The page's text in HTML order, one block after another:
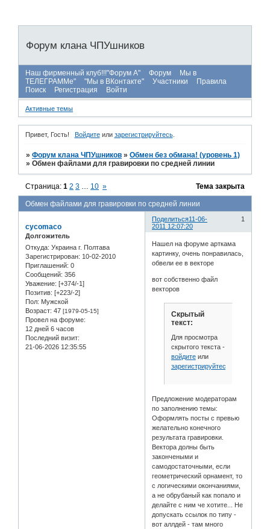
Форум клана ЧПУшников
Наш фирменный клуб!!!"Форум А" Форум
Мы в
ТЕЛЕГРАММе"
"Мы в ВКонтакте" Участники
Правила
Поиск
Регистрация Войти
Активные темы
Привет, Гость! Войдитеили зарегистрируйтесь.
»Форум клана ЧПУшников »Обмен без обмана! (уровень 1)
»Обмен файлами для гравировки по средней линии
Обмен файлами для гравировки по средней линии
Страница:1 2 3 10 » Тема закрыта
Поделиться 1
11-06-
2011 12:07:20
cycomaco
Долгожитель
Откуда: Украина г. Полтава
Зарегистрирован: 10-02-2010
Приглашений: 0
Сообщений: 356
Уважение: [+374/-1]
Позитив: [+223/-2]
Пол: Мужской
Возраст: 47 [1979-05-15]
Провел на форуме:
12 дней 6 часов
Последний визит:
21-06-2026 12:35:55
Нашел на форуме арткама
картинку, очень понравилась,
обвели ее в векторе
вот собственно файл
векторов
Скрытый
текст:
Для просмотра
скрытого текста -
войдитеили
зарегистрируйтесь
Предложение модераторам
по заполнению темы:
Оформлять посты с превью
желательно конечного
результата гравировки.
Вектора долны быть
закончеными и
самодостаточными, если
геометрический орнамент, то
с логическими окончаниями,
а не обрубаный как попало и
делайте с ним че хотите... Не
допускать ссылок по типу -
вот аллдей - там много